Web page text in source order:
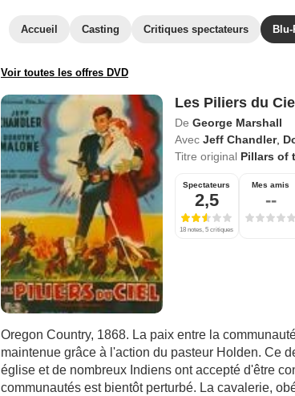
Accueil Casting Critiques spectateurs Blu-
Voir toutes les offres DVD
Les Piliers du
De George Marshall
Avec Jeff Chandler,
Titre original Pillars of
Spectateurs
2,5
18 notes, 5 critiques
Mes amis
--
Oregon Country, 1868. La paix entre la
maintenue grâce à l'action du pasteur Holden. Ce
église et de nombreux Indiens ont accepté d'être
communautés est bientôt perturbé. La cavalerie,